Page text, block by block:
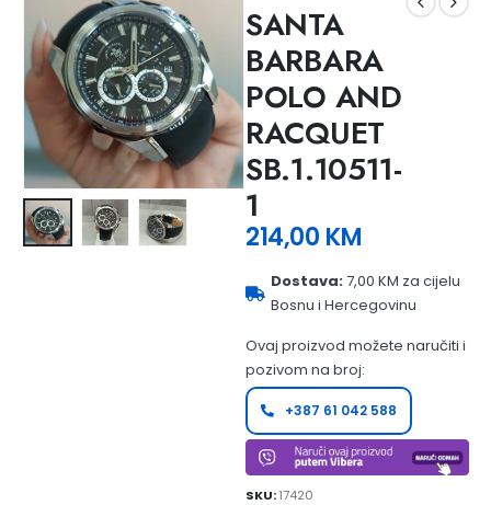
SANTA
BARBARA
POLO AND
RACQUET
SB.1.10511-
1
214,00 KM
Dostava:7,00 KM za cijelu
Bosnu i Hercegovinu
Ovaj proizvod možete naručiti i
pozivom na broj:
+387 61 042 588
SKU:17420